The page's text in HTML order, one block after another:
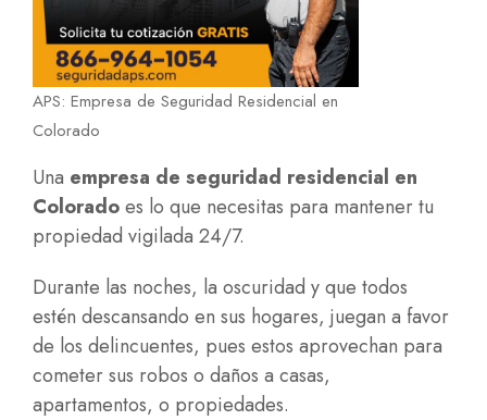
APS: Empresa de Seguridad Residencial en
Colorado
Una empresa de seguridad residencial en
Coloradoes lo que necesitas para mantener tu
propiedad vigilada 24/7.
Durante las noches, la oscuridad y que todos
estén descansando en sus hogares, juegan a favor
de los delincuentes, pues estos aprovechan para
cometer sus robos o daños a casas,
apartamentos, o propiedades.